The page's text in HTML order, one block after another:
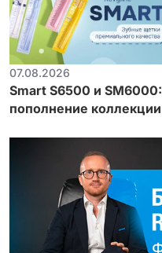
07.08.2026
Smart S6500 и SM6000:
пополнение коллекции